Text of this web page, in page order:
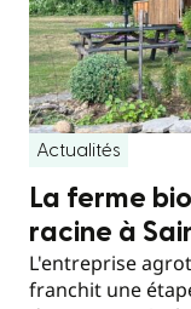
Actualités
La ferme
racine à
L'entreprise
franchit une